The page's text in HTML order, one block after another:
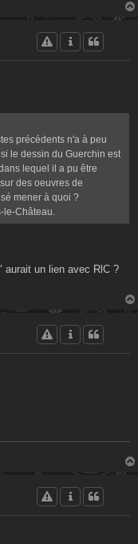
précédents n'a à peu
le dessin du Guerchin est
lequel il a pu être
des oeuvres de
mener à quoi ?
Château.
aurait un lien avec RlC ?